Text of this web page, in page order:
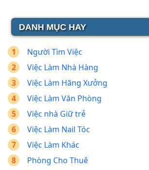
DANH MỤC HAY
Người Tìm Việc
Việc Làm Nhà Hàng
Việc Làm Hãng Xưởng
Việc Làm Văn Phòng
Việc nhà Giữ trẻ
Việc Làm Nail Tóc
Việc Làm Khác
Phòng Cho Thuê